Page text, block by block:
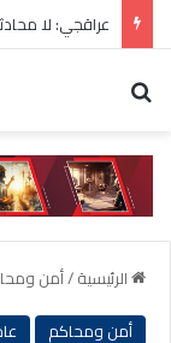
عراقجي: لا
الرئيسية/أمن
أمن ومحاكم